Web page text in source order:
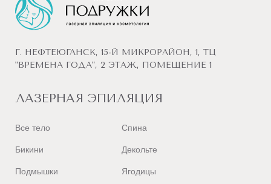
Г. НЕФТЕЮГАНСК, 15-Й МИКРОРАЙОН, 1, ТЦ
"ВРЕМЕНА ГОДА", 2 ЭТАЖ, ПОМЕЩЕНИЕ 1
ЛАЗЕРНАЯ ЭПИЛЯЦИЯ
Все тело
Бикини
Подмышки
Спина
Декольте
Ягодицы